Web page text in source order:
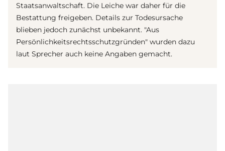
Staatsanwaltschaft. Die Leiche war daher für die
Bestattung freigeben. Details zur Todesursache
blieben jedoch zunächst unbekannt. "Aus
Persönlichkeitsrechtsschutzgründen" wurden dazu
laut Sprecher auch keine Angaben gemacht.